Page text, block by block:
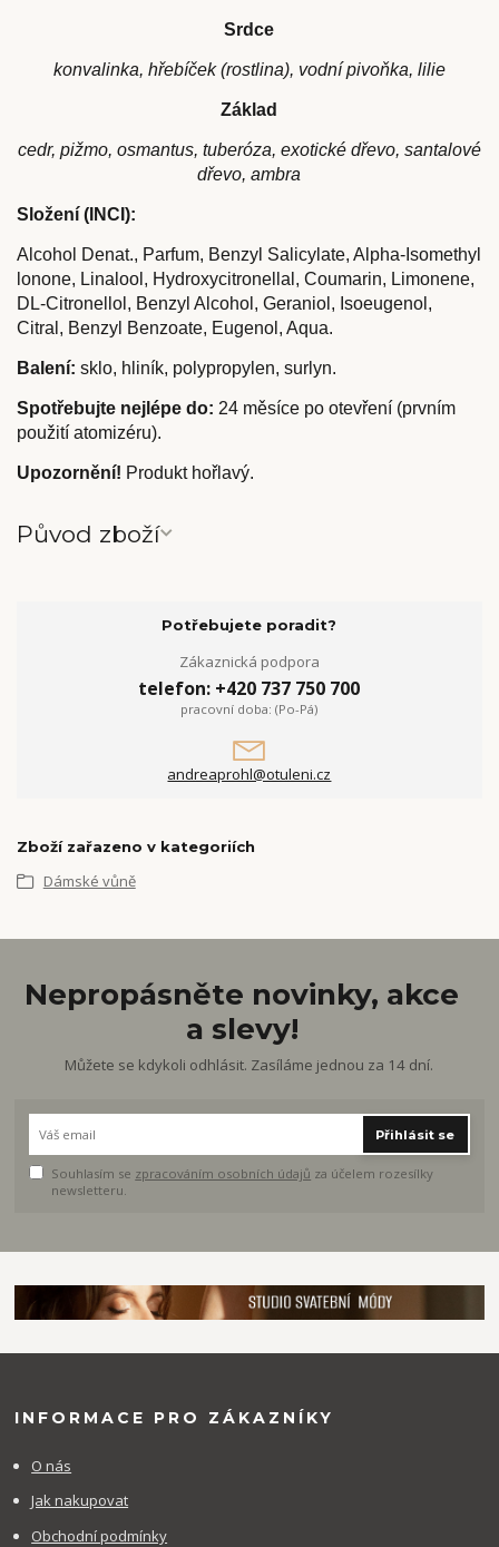
Srdce
konvalinka, hřebíček (rostlina), vodní pivoňka, lilie
Základ
cedr, pižmo, osmantus, tuberóza, exotické dřevo, santalové
dřevo, ambra
Složení (INCI):
Alcohol Denat., Parfum, Benzyl Salicylate, Alpha-Isomethyl
lonone, Linalool, Hydroxycitronellal, Coumarin, Limonene,
DL-Citronellol, Benzyl Alcohol, Geraniol, Isoeugenol,
Citral, Benzyl Benzoate, Eugenol, Aqua.
Balení: sklo, hliník, polypropylen, surlyn.
Spotřebujte nejlépe do: 24 měsíce po otevření (prvním
použití atomizéru).
Upozornění! Produkt hořlavý.
Původ zboží
Potřebujete poradit?
Zákaznická podpora
telefon: +420 737 750 700
pracovní doba: (Po-Pá)
andreaprohl@otuleni.cz
Zboží zařazeno v kategoriích
Dámské vůně
Nepropásněte novinky, akce
a slevy!
Můžete se kdykoli odhlásit. Zasíláme jednou za 14 dní.
Přihlásit se
Souhlasím se zpracováním osobních údajů za účelem rozesílky
newsletteru.
INFORMACE PRO ZÁKAZNÍKY
O nás
Jak nakupovat
Obchodní podmínky